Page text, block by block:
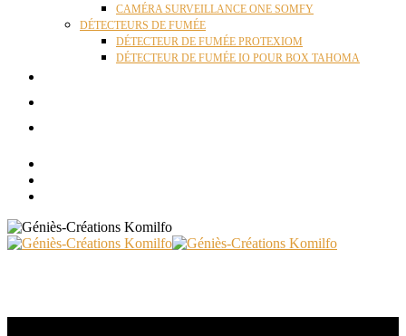
CAMÉRA SURVEILLANCE ONE SOMFY
DÉTECTEURS DE FUMÉE
DÉTECTEUR DE FUMÉE PROTEXIOM
DÉTECTEUR DE FUMÉE IO POUR BOX TAHOMA